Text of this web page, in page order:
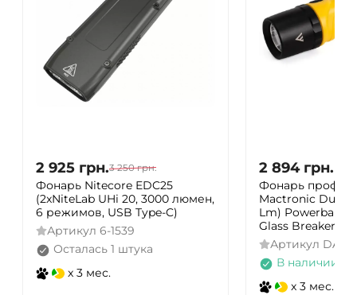
2 925 грн.3 250 грн.
Фонарь Nitecore EDC25
(2xNiteLab UHi 20, 3000 люмен,
6 режимов, USB Type-C)
Артикул 6-1539
Осталась 1 штука
x 3 мес.
2 894 грн.
Фонарь
Mactronic Dura
Lm) Powerbank
Glass Breaker
Артикул
В наличии
x 3 мес.